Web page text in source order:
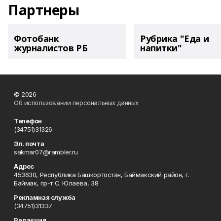
Партнеры
Фотобанк
журналистов РБ
Рубрика "Еда и
напитки"
© 2026
Об использовании персональных данных
Телефон
(34751)31326
Эл. почта
sakmar07@rambler.ru
Адрес
453630, Республика Башкортостан, Баймакский район, г.
Баймак, пр-т С. Юлаева, 38
Рекламная служба
(34751)31337